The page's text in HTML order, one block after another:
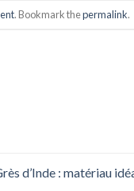
. Bookmark thepermalink.
d’Inde : matériau